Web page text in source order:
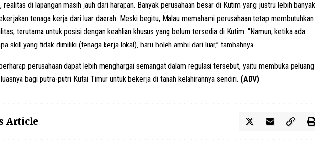
realitas di lapangan masih jauh dari harapan. Banyak perusahaan besar di Kutim yang justru lebih banyak
tenaga kerja dari luar daerah. Meski begitu, Malau memahami perusahaan tetap membutuhkan
terutama untuk posisi dengan keahlian khusus yang belum tersedia di Kutim. “Namun, ketika ada
skill yang tidak dimiliki (tenaga kerja lokal), baru boleh ambil dari luar,” tambahnya.
perusahaan dapat lebih menghargai semangat dalam regulasi tersebut, yaitu membuka peluang
bagi putra-putri Kutai Timur untuk bekerja di tanah kelahirannya sendiri. (ADV)
Article